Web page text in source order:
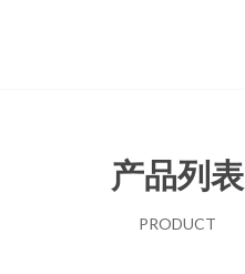
产品列表
PRODUCT